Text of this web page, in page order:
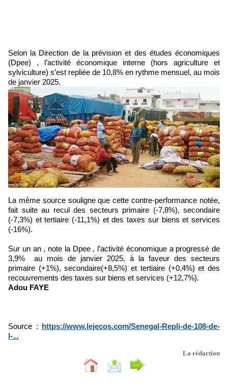
Selon la Direction de la prévision et des études économiques
(Dpee) , l’activité économique interne (hors agriculture et
sylviculture) s’est repliée de 10,8% en rythme mensuel, au mois
de janvier 2025.
La même source souligne que cette contre-performance notée,
fait suite au recul des secteurs primaire (-7,8%), secondaire
(-7,3%) et tertiaire (-11,1%) et des taxes sur biens et services
(-16%).
Sur un an , note la Dpee , l’activité économique a progressé de
3,9% au mois de janvier 2025, à la faveur des secteurs
primaire (+1%), secondaire(+8,5%) et tertiaire (+0,4%) et des
recouvrements des taxes sur biens et services (+12,7%).
Adou FAYE
Source : https://www.lejecos.com/Senegal-Repli-de-108-de-
l-...
La rédaction